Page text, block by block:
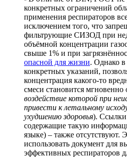
конкретных ограничений
применения респираторов
исключением того, что
фильтрующие СИЗОД при
объёмной концентрации
свыше 1% и при
опасной для жизни. Однако
конкретных указаний,
концентрация какого-то
смеси становится мгновенно
воздействие которой при
привести к летальному
ухудшению здоровья). Ссылки
содержащие такую
языке) – также отсутствуют.
использовать документ для
эффективных респираторов